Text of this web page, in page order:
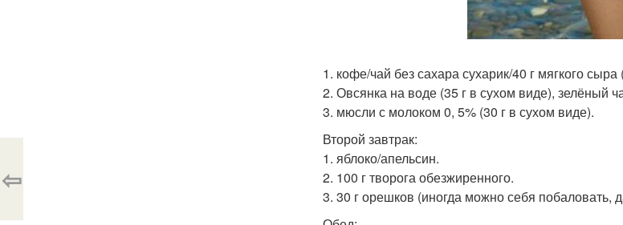
1. кофе/чай без сахара сухарик/40 г мягкого сыра
2. Овсянка на воде (35 г в сухом виде), зелёный
3. мюсли с молоком 0, 5% (30 г в сухом виде).
Второй завтрак:
1. яблоко/апельсин.
2. 100 г творога обезжиренного.
3. 30 г орешков (иногда можно себя побаловать,
⇦